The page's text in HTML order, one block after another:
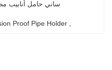
Proof Pipe Holder